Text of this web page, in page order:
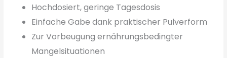
Hochdosiert, geringe Tagesdosis
Einfache Gabe dank praktischer Pulverform
Zur Vorbeugung ernährungsbedingter
Mangelsituationen